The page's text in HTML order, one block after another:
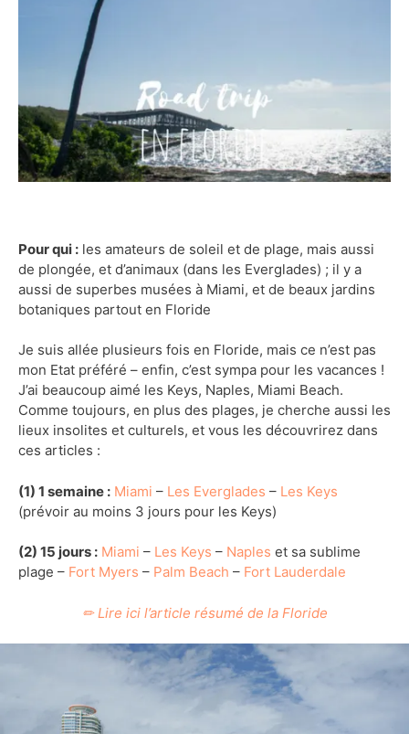
Pour qui : les amateurs de soleil et de plage, mais aussi
de plongée, et d’animaux (dans les Everglades) ; il y a
aussi de superbes musées à Miami, et de beaux jardins
botaniques partout en Floride
Je suis allée plusieurs fois en Floride, mais ce n’est pas
mon Etat préféré – enfin, c’est sympa pour les vacances !
J’ai beaucoup aimé les Keys, Naples, Miami Beach.
Comme toujours, en plus des plages, je cherche aussi les
lieux insolites et culturels, et vous les découvrirez dans
ces articles :
(1) 1 semaine : Miami – Les Everglades – Les Keys
(prévoir au moins 3 jours pour les Keys)
(2) 15 jours : Miami – Les Keys – Naples et sa sublime
plage – Fort Myers – Palm Beach – Fort Lauderdale
✏ Lire ici l’article résumé de la Floride